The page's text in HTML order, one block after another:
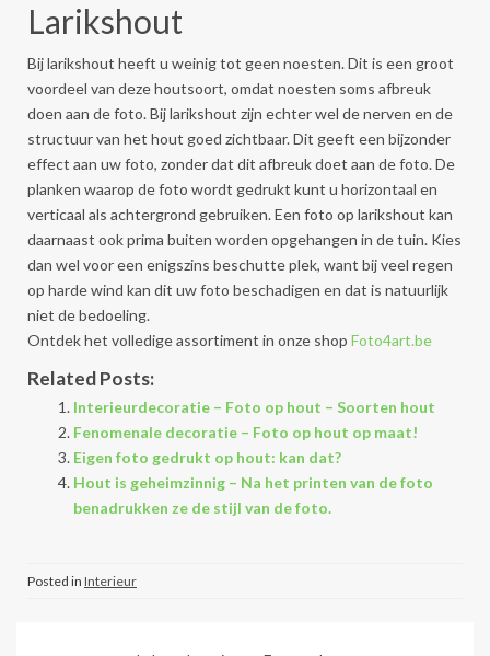
Larikshout
Bij larikshout heeft u weinig tot geen noesten. Dit is een groot
voordeel van deze houtsoort, omdat noesten soms afbreuk
doen aan de foto. Bij larikshout zijn echter wel de nerven en de
structuur van het hout goed zichtbaar. Dit geeft een bijzonder
effect aan uw foto, zonder dat dit afbreuk doet aan de foto. De
planken waarop de foto wordt gedrukt kunt u horizontaal en
verticaal als achtergrond gebruiken. Een foto op larikshout kan
daarnaast ook prima buiten worden opgehangen in de tuin. Kies
dan wel voor een enigszins beschutte plek, want bij veel regen
op harde wind kan dit uw foto beschadigen en dat is natuurlijk
niet de bedoeling.
Ontdek het volledige assortiment in onze shop Foto4art.be
Related Posts:
Interieurdecoratie – Foto op hout – Soorten hout
Fenomenale decoratie – Foto op hout op maat!
Eigen foto gedrukt op hout: kan dat?
Hout is geheimzinnig – Na het printen van de foto
benadrukken ze de stijl van de foto.
Posted in Interieur